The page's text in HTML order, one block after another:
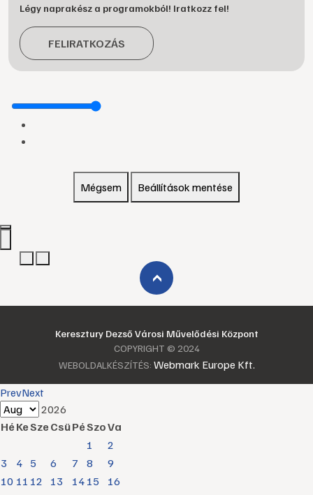
Légy naprakész a programokból! Iratkozz fel!
FELIRATKOZÁS
Mégsem Beállítások mentése
›
Keresztury Dezső Városi Művelődési Központ
COPYRIGHT © 2024
WEBOLDALKÉSZÍTÉS: Webmark Europe Kft.
PrevNext
2026
HéKeSzeCsüPéSzoVa
1
2
3
4 5 6 7 8
9
10 11 12 13 14 15
16